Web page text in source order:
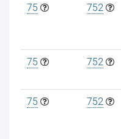
75 752
75 752
75 752